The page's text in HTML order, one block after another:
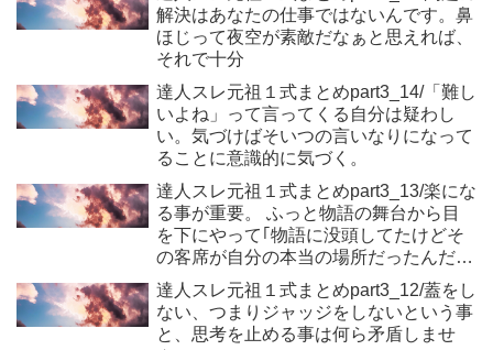
解決はあなたの仕事ではないんです。鼻
ほじって夜空が素敵だなぁと思えれば、
それで十分
達人スレ元祖１式まとめpart3_14/「難し
いよね」って言ってくる自分は疑わし
い。気づけばそいつの言いなりになって
ることに意識的に気づく。
達人スレ元祖１式まとめpart3_13/楽にな
る事が重要。 ふっと物語の舞台から目
を下にやって｢物語に没頭してたけどそ
の客席が自分の本当の場所だったんだな
ー｣って思えば楽になる
達人スレ元祖１式まとめpart3_12/蓋をし
ない、つまりジャッジをしないという事
と、思考を止める事は何ら矛盾しませ